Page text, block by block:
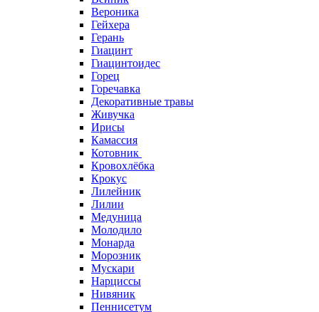
Вероника
Гейхера
Герань
Гиацинт
Гиацинтоидес
Горец
Горечавка
Декоративные травы
Живучка
Ирисы
Камассия
Котовник
Кровохлёбка
Крокус
Лилейник
Лилии
Медуница
Молодило
Монарда
Морозник
Мускари
Нарциссы
Нивяник
Пеннисетум